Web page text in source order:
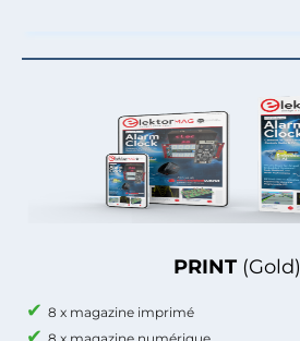
PRINT (Gold)
8 x magazine imprimé